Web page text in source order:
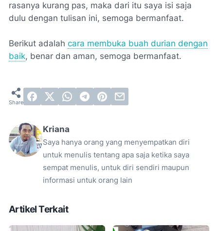
rasanya kurang pas, maka dari itu saya isi saja
dulu dengan tulisan ini, semoga bermanfaat.
Berikut adalah cara membuka buah durian dengan
baik, benar dan aman, semoga bermanfaat.
Kriana
Saya hanya orang yang menyempatkan diri
untuk menulis tentang apa saja ketika saya
sempat menulis, untuk diri sendiri maupun
informasi untuk orang lain
Artikel Terkait